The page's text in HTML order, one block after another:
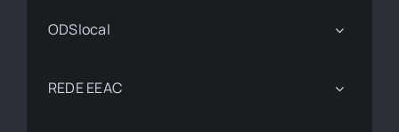
ODSlocal
REDE EEAC